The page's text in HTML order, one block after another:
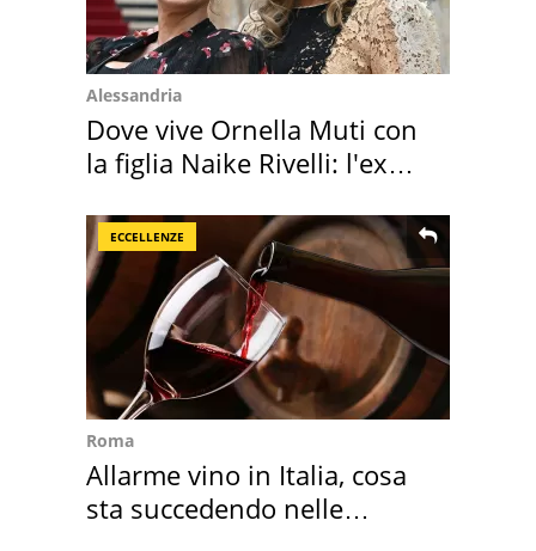
Alessandria
Dove vive Ornella Muti con
la figlia Naike Rivelli: l'ex
ECCELLENZE
Roma
Allarme vino in Italia, cosa
sta succedendo nelle